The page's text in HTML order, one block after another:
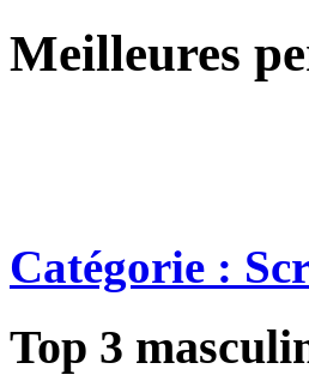
Meilleures
Catégorie :
Top 3